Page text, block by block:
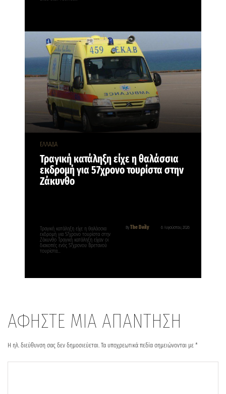
ΕΛΛΑΔΑ
Τραγική κατάληξη είχε η θαλάσσια
εκδρομή για 57χρονο τουρίστα στην
Ζάκυνθο
By The Daily 6 Αυγούστου, 2026
Τραγική κατάληξη είχε η θαλάσσια
εκδρομή για 57χρονο τουρίστα στην
Ζάκυνθο Τραγική κατάληξη είχαν οι
διακοπές ενός 57χρονου Βρετανού
τουρίστα…
ΑΦΗΣΤΕ ΜΙΑ ΑΠΑΝΤΗΣΗ
Η ηλ. διεύθυνση σας δεν δημοσιεύεται. Τα υποχρεωτικά πεδία σημειώνονται με *